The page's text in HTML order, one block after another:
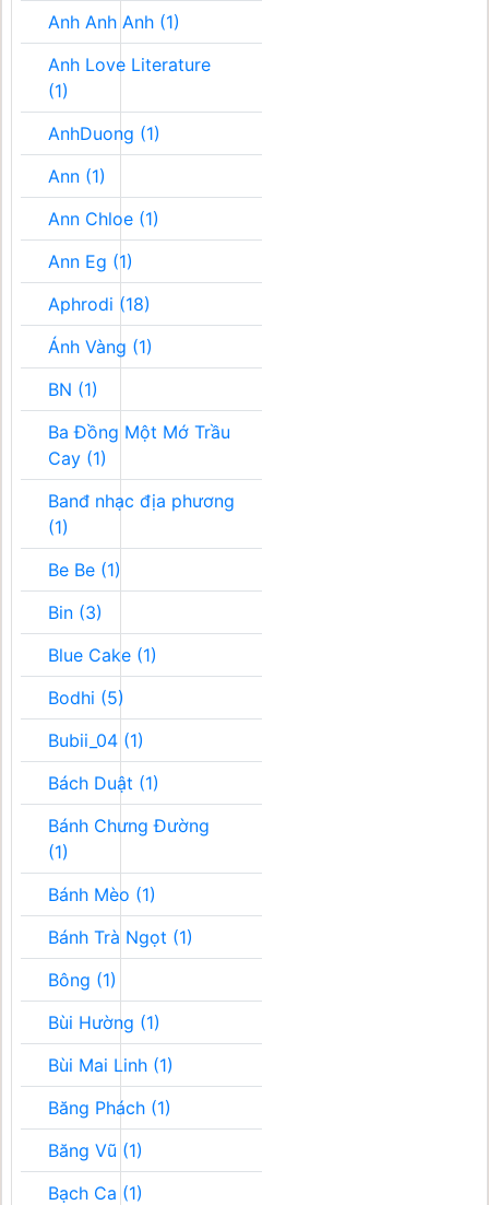
Anh Anh Anh (1)
Anh Love Literature
(1)
AnhDuong (1)
Ann (1)
Ann Chloe (1)
Ann Eg (1)
Aphrodi (18)
Ánh Vàng (1)
BN (1)
Ba Đồng Một Mớ Trầu
Cay (1)
Banđ nhạc địa phương
(1)
Be Be (1)
Bin (3)
Blue Cake (1)
Bodhi (5)
Bubii_04 (1)
Bách Duật (1)
Bánh Chưng Đường
(1)
Bánh Mèo (1)
Bánh Trà Ngọt (1)
Bông (1)
Bùi Hường (1)
Bùi Mai Linh (1)
Băng Phách (1)
Băng Vũ (1)
Bạch Ca (1)